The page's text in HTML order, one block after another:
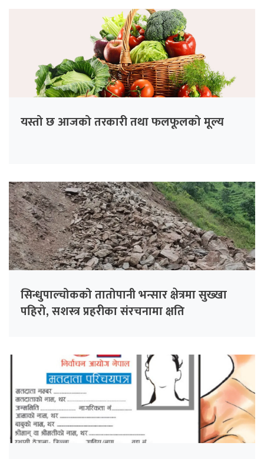
यस्तो छ आजको तरकारी तथा फलफूलको मूल्य
सिन्धुपाल्चोकको तातोपानी भन्सार क्षेत्रमा सुख्खा
पहिरो, सशस्त्र प्रहरीका संरचनामा क्षति